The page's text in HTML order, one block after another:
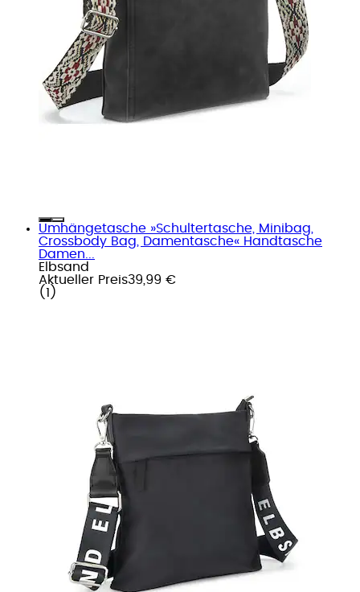
Umhängetasche »Schultertasche, Minibag,
Crossbody Bag, Damentasche« Handtasche
Damen...
Elbsand
Aktueller Preis39,99 €
( 1 )